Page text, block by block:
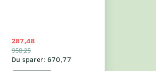
287,48
958,25
Du sparer: 670,77